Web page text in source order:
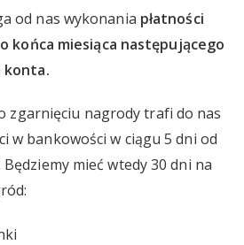
od nas wykonania płatności
końca miesiąca następującego
konta.
zgarnięciu nagrody trafi do nas
w bankowości w ciągu 5 dni od
mieć wtedy 30 dni na